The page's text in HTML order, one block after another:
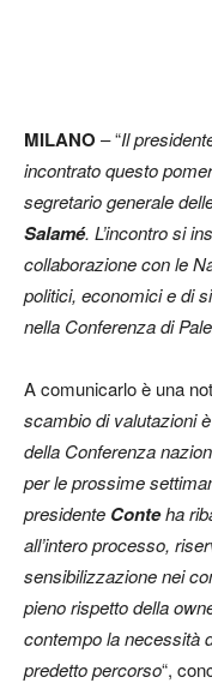
MILANO – “Il
incontrato questo
segretario generale
Salamé. L’incontro si
collaborazione con le
politici, economici e di
nella Conferenza di
A comunicarlo è una
scambio di valutazioni
della Conferenza
per le prossime
presidente Conteha
all’intero processo,
sensibilizzazione nei
pieno rispetto della
contempo la necessità
predetto percorso“,